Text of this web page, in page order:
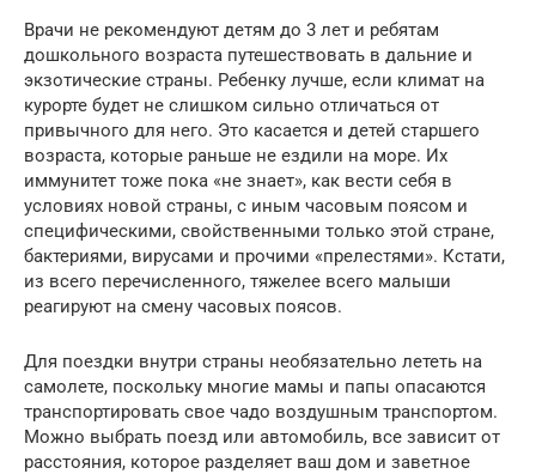
Врачи не рекомендуют детям до 3 лет и ребятам
дошкольного возраста путешествовать в дальние и
экзотические страны. Ребенку лучше, если климат на
курорте будет не слишком сильно отличаться от
привычного для него. Это касается и детей старшего
возраста, которые раньше не ездили на море. Их
иммунитет тоже пока «не знает», как вести себя в
условиях новой страны, с иным часовым поясом и
специфическими, свойственными только этой стране,
бактериями, вирусами и прочими «прелестями». Кстати,
из всего перечисленного, тяжелее всего малыши
реагируют на смену часовых поясов.
Для поездки внутри страны необязательно лететь на
самолете, поскольку многие мамы и папы опасаются
транспортировать свое чадо воздушным транспортом.
Можно выбрать поезд или автомобиль, все зависит от
расстояния, которое разделяет ваш дом и заветное